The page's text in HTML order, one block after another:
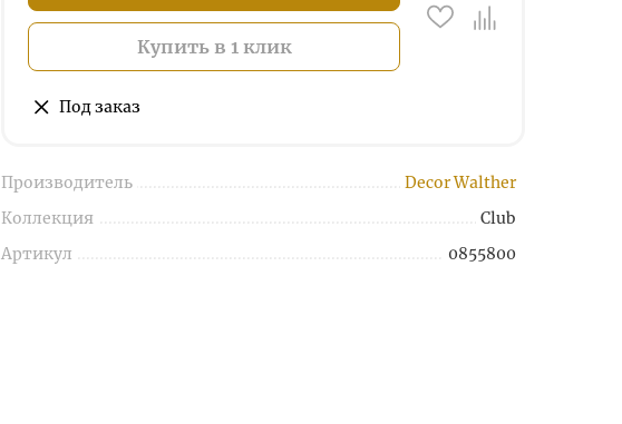
Купить в 1 клик
Под заказ
Производитель
Decor Walther
Коллекция
Club
Артикул
0855800